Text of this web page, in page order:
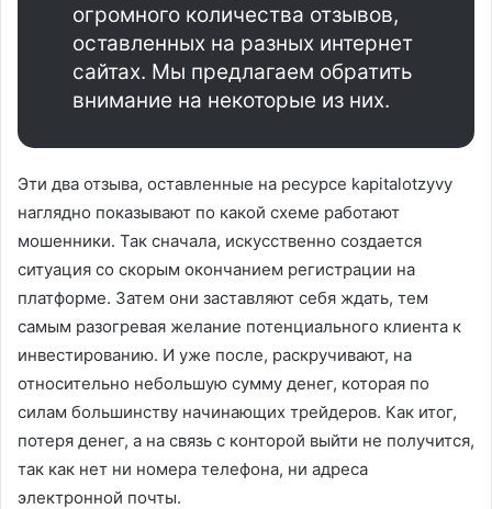
огромного количества отзывов,
оставленных на разных интернет
сайтах. Мы предлагаем обратить
внимание на некоторые из них.
Эти два отзыва, оставленные на ресурсе kapitalotzyvy
наглядно показывают по какой схеме работают
мошенники. Так сначала, искусственно создается
ситуация со скорым окончанием регистрации на
платформе. Затем они заставляют себя ждать, тем
самым разогревая желание потенциального клиента к
инвестированию. И уже после, раскручивают, на
относительно небольшую сумму денег, которая по
силам большинству начинающих трейдеров. Как итог,
потеря денег, а на связь с конторой выйти не получится,
так как нет ни номера телефона, ни адреса
электронной почты.